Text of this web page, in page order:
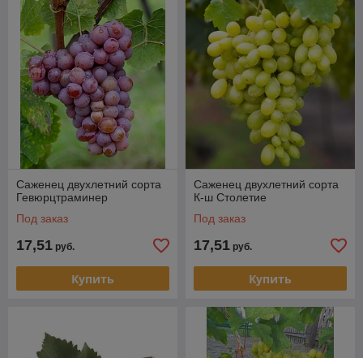
Саженец двухлетний сорта
Гевюрцтраминер
Под заказ
17,51 руб.
Купить
Саженец двухлетний сорта
К-ш Столетие
Под заказ
17,51 руб.
Купить